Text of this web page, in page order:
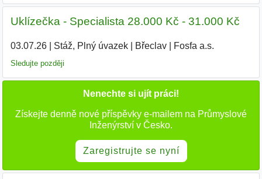
Uklízečka - Specialista 28.000 Kč - 31.000 Kč
03.07.26| Stáž, Plný úvazek| Břeclav| Fosfa a.s.
Sledujte později
Nenechte si ujít práci!
Získejte denně nové příspěvky e-mailem na Průmyslové
Inženýrství v Česko.
Zaregistrujte se nyní